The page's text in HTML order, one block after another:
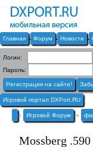
Главная Форум Новости
Логин:
Пароль:
Регистрация на сайте!
Игровой портал DXPort.RU
» Игровой Форум »
Mossberg